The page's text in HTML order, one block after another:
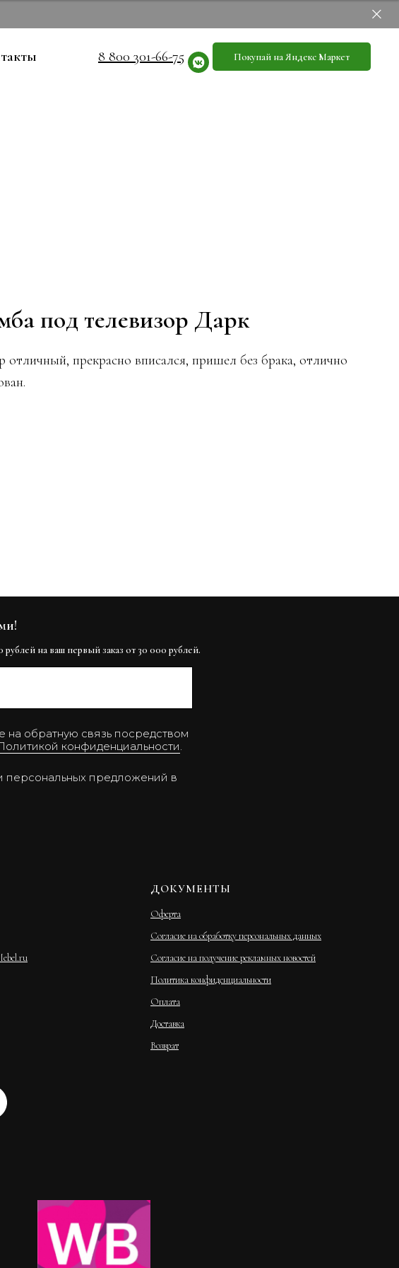
8 800 301-66-75 Покупай на Яндекс Маркет
под телевизор Дарк
отличный, прекрасно вписался, пришел без брака, отлично
на ваш первый заказ от 30 000 рублей.
на обратную связь посредством
конфиденциальности.
персональных предложений в
ДОКУМЕНТЫ
Оферта
Согласие на обработку персональных данных
Согласие на получение рекламных новостей
Политика конфиденциальности
Оплата
Доставка
Возврат